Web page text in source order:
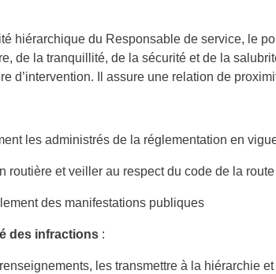
hiérarchique du Responsable de service, le
de la tranquillité, de la sécurité et de la
d’intervention. Il assure une relation de
les administrés de la réglementation en
routière et veiller au respect du code de la
des manifestations publiques
des infractions:
les transmettre à la hiérarchie